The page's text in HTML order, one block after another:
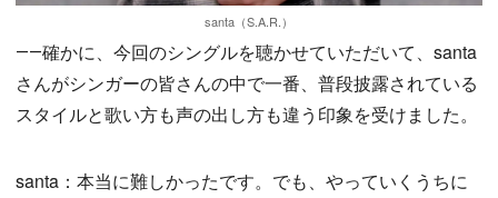
santa（S.A.R.）
――確かに、今回のシングルを聴かせていただいて、santa
さんがシンガーの皆さんの中で一番、普段披露されている
スタイルと歌い方も声の出し方も違う印象を受けました。
santa：本当に難しかったです。でも、やっていくうちに